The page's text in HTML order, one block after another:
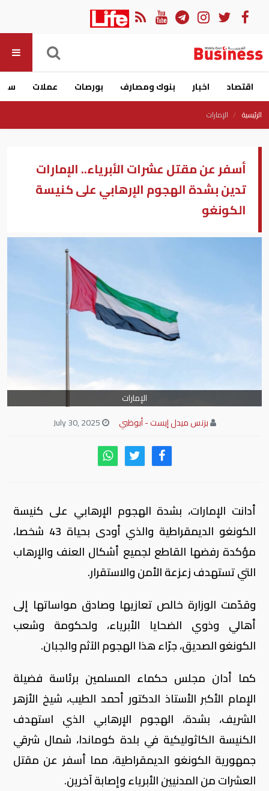
اقتصاد اخبار بنوك ومصارف بورصات عملات
الرئيسية الإمارات
أسفر عن مقتل عشرات الأبرياء.. الإمارات
تدين بشدة الهجوم الإرهابي على كنيسة
الكونغو
الإمارات
بزنس ميدل إيست - أبوظبي
أدانت الإمارات، بشدة الهجوم الإرهابي على كنيسة
الكونغو الديمقراطية والذي أودى بحياة 43 شخصا،
مؤكدة رفضها القاطع لجميع أشكال العنف والإرهاب
التي تستهدف زعزعة الأمن والاستقرار.
وقدّمت الوزارة خالص تعازيها وصادق مواساتها إلى
أهالي وذوي الضحايا الأبرياء، ولحكومة وشعب
الكونغو الصديق، جرّاء هذا الهجوم الآثم والجبان.
كما أدان مجلس حكماء المسلمين برئاسة فضيلة
الإمام الأكبر الأستاذ الدكتور أحمد الطيب، شيخ الأزهر
الشريف، بشدة، الهجوم الإرهابي الذي استهدف
الكنيسة الكاثوليكية في بلدة كوماندا، شمال شرقي
جمهورية الكونغو الديمقراطية، مما أسفر عن مقتل
العشرات من المدنيين الأبرياء وإصابة آخرين.